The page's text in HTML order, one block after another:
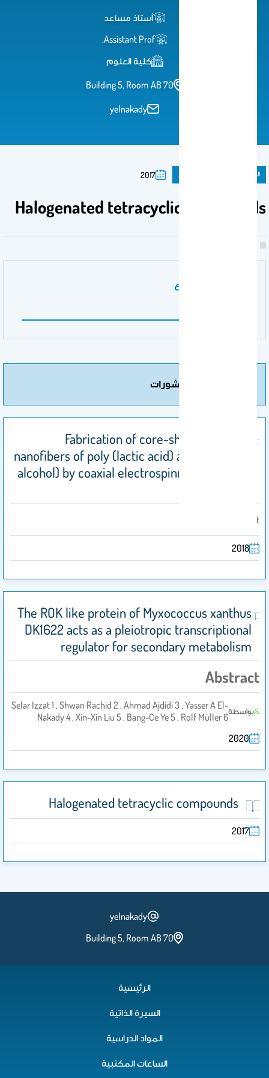
أستاذ مساعد
Assistant Prof.
كلية العلوم
Building 5, Room AB 70
yelnakady
المنشورات براءة اختراع 2017
Halogenated tetracyclic compounds
رقم براءة الاختراع
مزيد من المنشورات
Fabrication of core-shell structured
nanofibers of poly (lactic acid) and poly (vinyl
alcohol) by coaxial electrospinning for tissue
Abstract
2018
The ROK like protein of Myxococcus xanthus
DK1622 acts as a pleiotropic transcriptional
regulator for secondary metabolism
Abstract
بواسطةSelar Izzat 1 , Shwan Rachid 2 , Ahmad Ajdidi 3 , Yasser A El-
Nakady 4 , Xin-Xin Liu 5 , Bang-Ce Ye 5 , Rolf Müller 6
2020
Halogenated tetracyclic compounds
2017
yelnakady
Building 5, Room AB 70
الرئيسية
السيرة الذاتية
المواد الدراسية
الساعات المكتبية